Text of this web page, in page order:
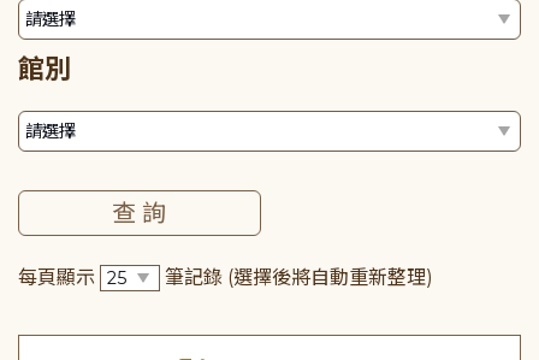
館別
每頁顯示 筆記錄 (選擇後將自動重新整理)